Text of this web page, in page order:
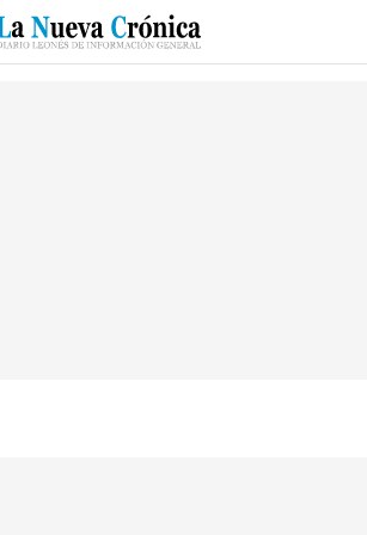
CULTURAS ESPECIALES DEPORTES